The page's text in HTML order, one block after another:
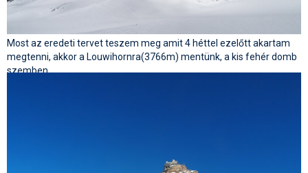
Most az eredeti tervet teszem meg amit 4 héttel ezelőtt akartam
megtenni, akkor a Louwihornra(3766m) mentünk, a kis fehér domb
szemben